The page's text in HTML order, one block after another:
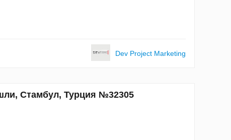
Dev Project Marketing
Стамбул, Турция №32305